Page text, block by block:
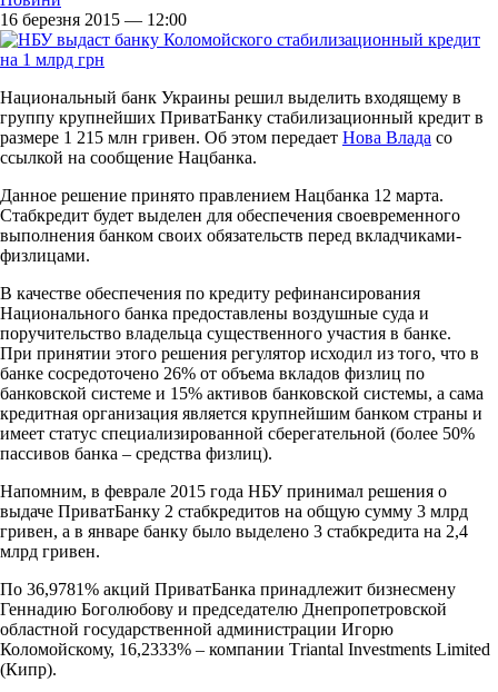
16 березня 2015 — 12:00
Национальный банк Украины решил выделить входящему в
группу крупнейших ПриватБанку стабилизационный кредит в
размере 1 215 млн гривен. Об этом передает Нова Влада со
ссылкой на сообщение Нацбанка.
Данное решение принято правлением Нацбанка 12 марта.
Стабкредит будет выделен для обеспечения своевременного
выполнения банком своих обязательств перед вкладчиками-
физлицами.
В качестве обеспечения по кредиту рефинансирования
Национального банка предоставлены воздушные суда и
поручительство владельца существенного участия в банке.
При принятии этого решения регулятор исходил из того, что в
банке сосредоточено 26% от объема вкладов физлиц по
банковской системе и 15% активов банковской системы, а сама
кредитная организация является крупнейшим банком страны и
имеет статус специализированной сберегательной (более 50%
пассивов банка – средства физлиц).
Напомним, в феврале 2015 года НБУ принимал решения о
выдаче ПриватБанку 2 стабкредитов на общую сумму 3 млрд
гривен, а в январе банку было выделено 3 стабкредита на 2,4
млрд гривен.
По 36,9781% акций ПриватБанка принадлежит бизнесмену
Геннадию Боголюбову и председателю Днепропетровской
областной государственной администрации Игорю
Коломойскому, 16,2333% – компании Тriantal Investments Limited
(Кипр).